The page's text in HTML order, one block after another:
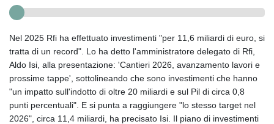
Nel 2025 Rfi ha effettuato investimenti "per 11,6 miliardi di euro, si
tratta di un record". Lo ha detto l'amministratore delegato di Rfi,
Aldo Isi, alla presentazione: 'Cantieri 2026, avanzamento lavori e
prossime tappe', sottolineando che sono investimenti che hanno
"un impatto sull'indotto di oltre 20 miliardi e sul Pil di circa 0,8
punti percentuali". E si punta a raggiungere "lo stesso target nel
2026", circa 11,4 miliardi, ha precisato Isi. Il piano di investimenti